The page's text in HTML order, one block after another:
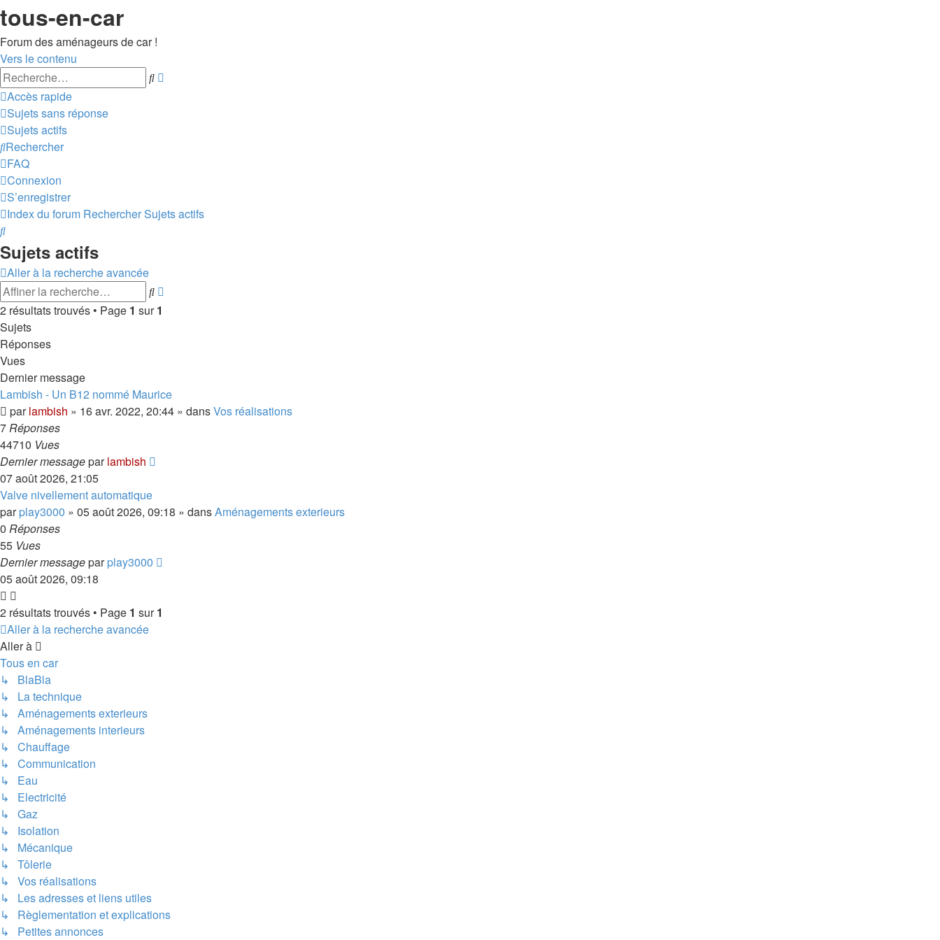
tous-en-car
Forum des aménageurs de car !
Vers le contenu
Rechercher
Accès rapide
Sujets sans réponse
Sujets actifs
Rechercher
FAQ
Connexion
S’enregistrer
Index du forum RechercherSujets actifs
Rechercher
Sujets actifs
Aller à la recherche avancée
Rechercher
2 résultats trouvés • Page 1 sur1
Sujets
Réponses
Vues
Dernier message
Lambish - Un B12 nommé Maurice
parlambish » 16 avr. 2022, 20:44 » dansVos réalisations
7Réponses
44710 Vues
Dernier messageparlambish
07 août 2026, 21:05
Valve nivellement automatique
parplay3000 » 05 août 2026, 09:18 » dansAménagements exterieurs
0 Réponses
55 Vues
Dernier messageparplay3000
05 août 2026, 09:18
2 résultats trouvés • Page 1 sur1
Aller à la recherche avancée
Aller à
Tous en car
↳ BlaBla
↳ La technique
↳ Aménagements exterieurs
↳ Aménagements interieurs
↳ Chauffage
↳ Communication
↳ Eau
↳ Electricité
↳ Gaz
↳ Isolation
↳ Mécanique
↳ Tôlerie
↳ Vos réalisations
↳ Les adresses et liens utiles
↳ Règlementation et explications
↳ Petites annonces